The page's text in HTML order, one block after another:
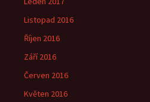
Listopad 2016
Říjen 2016
Září 2016
Červen 2016
Květen 2016